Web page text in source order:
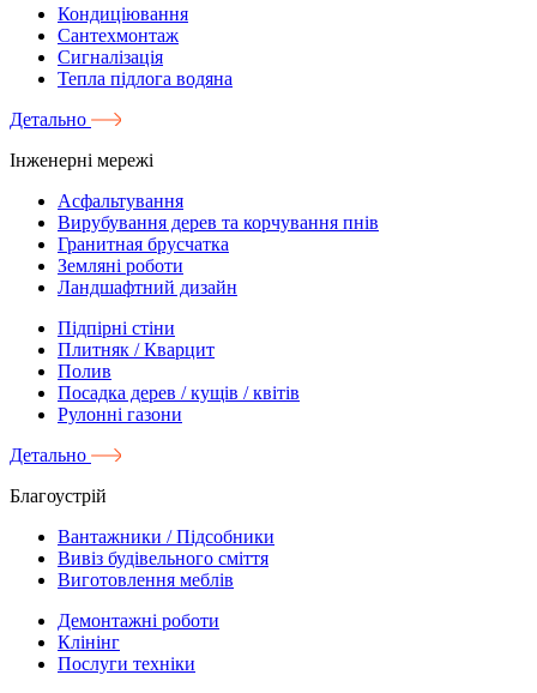
Кондиціювання
Сантехмонтаж
Сигналізація
Тепла підлога водяна
Детально
Інженерні мережі
Асфальтування
Вирубування дерев та корчування пнів
Гранитная брусчатка
Земляні роботи
Ландшафтний дизайн
Підпірні стіни
Плитняк / Кварцит
Полив
Посадка дерев / кущів / квітів
Рулонні газони
Детально
Благоустрій
Вантажники / Підсобники
Вивіз будівельного сміття
Виготовлення меблів
Демонтажні роботи
Клінінг
Послуги техніки